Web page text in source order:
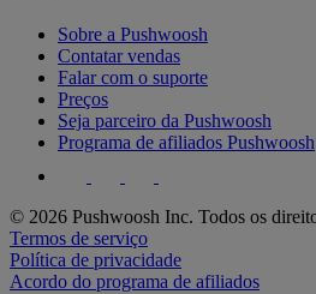
Sobre a Pushwoosh
Contatar vendas
Falar com o suporte
Preços
Seja parceiro da Pushwoosh
Programa de afiliados Pushwoosh
© 2026 Pushwoosh Inc. Todos os
Termos de serviço
Política de privacidade
Acordo do programa de afiliados